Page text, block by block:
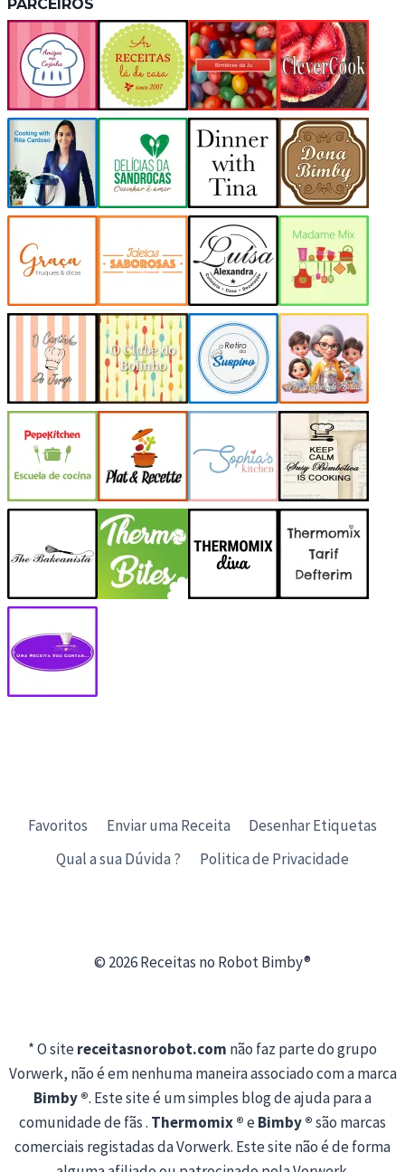
PARCEIROS
Favoritos Enviar uma Receita
Desenhar Etiquetas
Qual a sua Dúvida ?
Politica de Privacidade
© 2026 Receitas no Robot Bimby®
* O sitereceitasnorobot.com não faz parte do grupo
Vorwerk, não é em nenhuma maneira associado com a marca
Bimby ®. Este site é um simples blog de ajuda para a
comunidade de fãs . Thermomix ®eBimby ®são marcas
comerciais registadas da Vorwerk. Este site não é de forma